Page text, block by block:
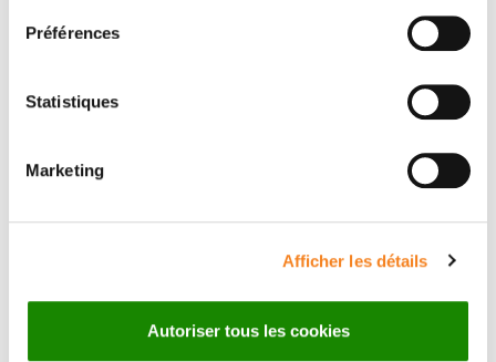
Préférences
Statistiques
Marketing
Afficher les détails
Autoriser tous les cookies
Suivez l'Institut Curie
sociaux et en vous inscrivant à notre newsletter.
Inscrivez-vous à la newsletter